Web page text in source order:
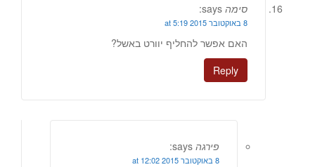
סימה says:
8 באוקטובר 2015 at 5:19
האם אפשר להחליף יוורט באשל?
Reply
פירגה says:
8 באוקטובר 2015 at 12:02